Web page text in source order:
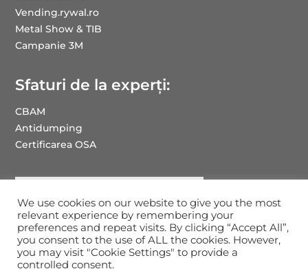
Vending.rywal.ro
Metal Show & TIB
Campanie 3M
Sfaturi de la experți:
CBAM
Antidumping
Certificarea OSA
Drepturi de autor RYWAL-RHC ROMANIA: 2025
We use cookies on our website to give you the most
relevant experience by remembering your
preferences and repeat visits. By clicking “Accept All”,
you consent to the use of ALL the cookies. However,
you may visit "Cookie Settings" to provide a
controlled consent.